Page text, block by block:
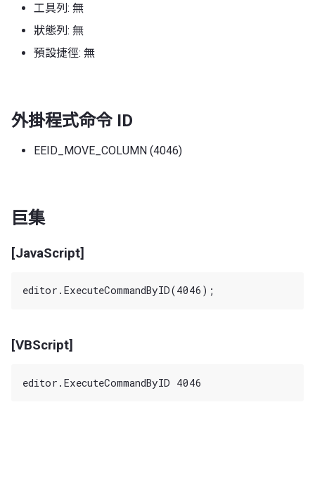
工具列: 無
狀態列: 無
預設捷徑: 無
外掛程式命令 ID
EEID_MOVE_COLUMN (4046)
巨集
[JavaScript]
[VBScript]